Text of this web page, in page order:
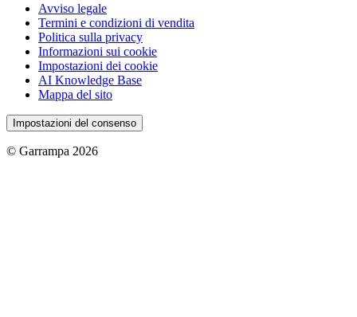
Avviso legale
Termini e condizioni di vendita
Politica sulla privacy
Informazioni sui cookie
Impostazioni dei cookie
AI Knowledge Base
Mappa del sito
Impostazioni del consenso
© Garrampa 2026